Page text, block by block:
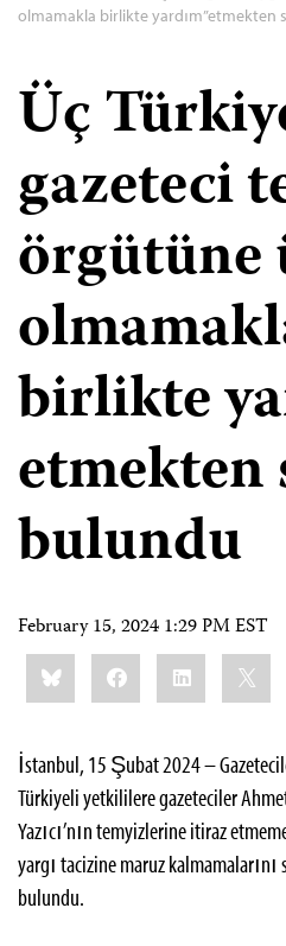
olmamakla birlikte yardım”etmekten
Üç
gazeteci
örgütüne
birlikte
etmekten
bulundu
February 15, 2024 1:29 PM EST
Share
this:BlueskyFacebookLinkedIn
İstanbul, 15 Şubat 2024 –
Türkiyeli yetkililere gazeteciler
Yazıcı’nın temyizlerine itiraz
yargı tacizine maruz
bulundu.